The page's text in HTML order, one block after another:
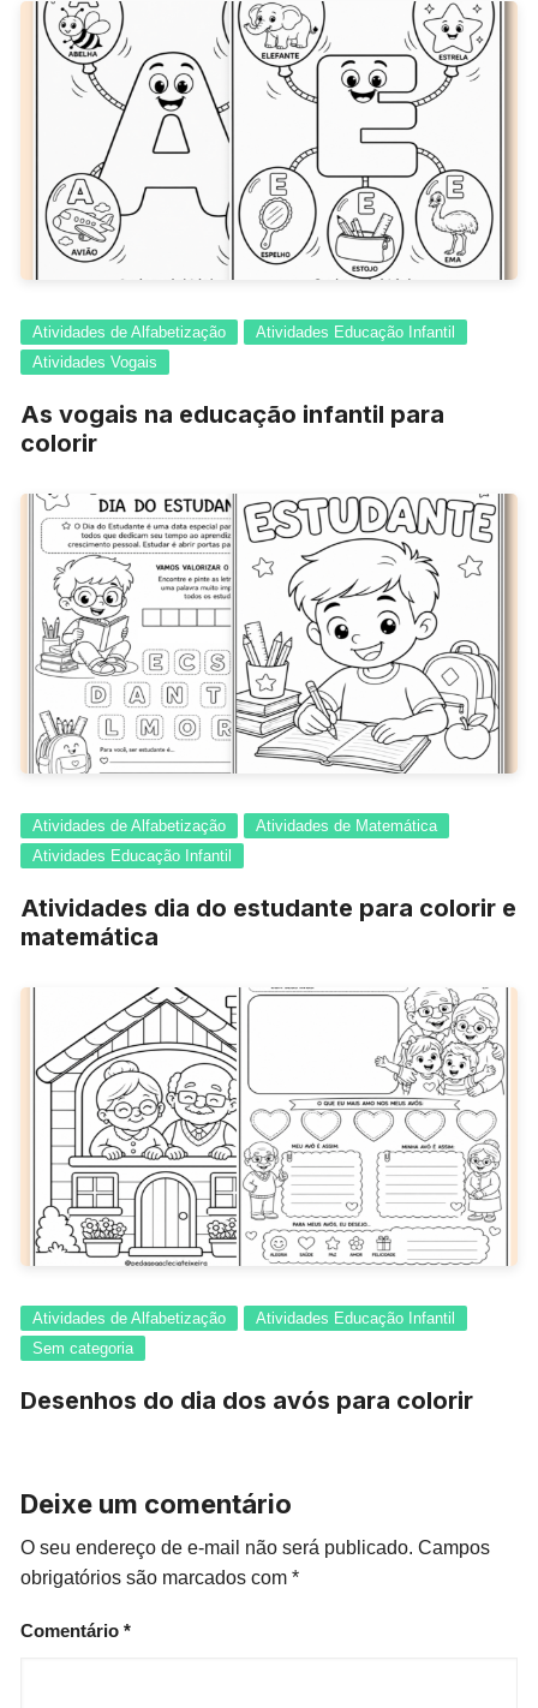
Atividades de Alfabetização
Atividades Educação Infantil
Atividades Vogais
As vogais na educação infantil para
colorir
Atividades de Alfabetização
Atividades de Matemática
Atividades Educação Infantil
Atividades dia do estudante para colorir e
matemática
Atividades de Alfabetização
Atividades Educação Infantil
Sem categoria
Desenhos do dia dos avós para colorir
Deixe um comentário
O seu endereço de e-mail não será publicado. Campos
obrigatórios são marcados com*
Comentário*